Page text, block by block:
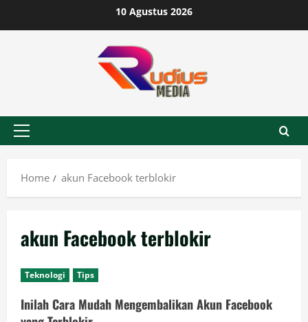
to
10 Agustus 2026
Primary
Home
akun Facebook terblokir
akun Facebook terblokir
Teknologi Tips
Inilah Cara Mudah Mengembalikan Akun Facebook